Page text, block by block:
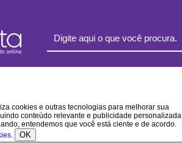
cookies e outras tecnologias para melhorar sua
conteúdo relevante e publicidade personalizada
entendemos que você está ciente e de acordo.
. OK